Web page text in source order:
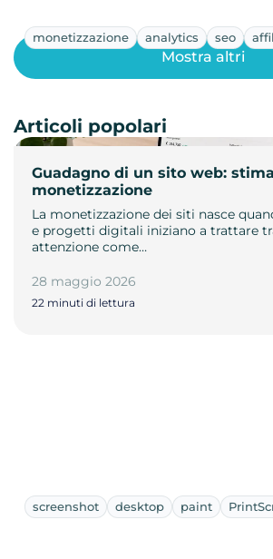
monetizzazione analytics seo
Guadagno di un sito web:
monetizzazione
La monetizzazione dei siti nasce
e progetti digitali iniziano a trattare
attenzione come…
28 maggio 2026
22 minuti di lettura
Mostra altri
Articoli popolari
screenshot desktop paint